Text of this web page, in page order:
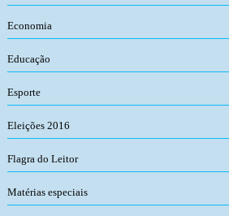
Economia
Educação
Esporte
Eleições 2016
Flagra do Leitor
Matérias especiais